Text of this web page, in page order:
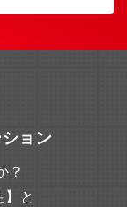
製造業様向け
流通業様向け
【歓迎要件】・
エイトレベル以
、Fabricなど)
Cloud Public
基礎知識・クラ
に関する知
】財形貯蓄制
、育児休暇制
ョン
？
と